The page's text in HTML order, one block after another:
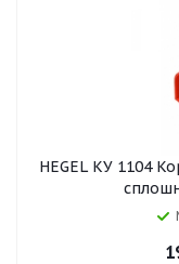
HEGEL КУ 1104 Коробка монтажная установочная для